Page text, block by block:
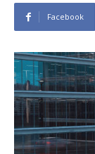
Facebook